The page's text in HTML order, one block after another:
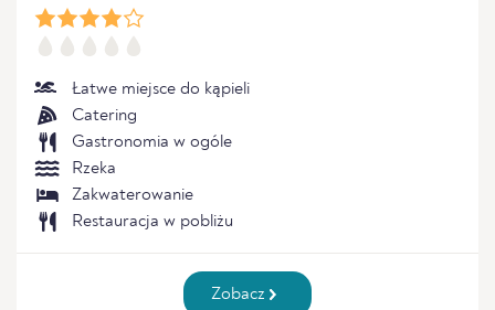
Łatwe miejsce do kąpieli
Catering
Gastronomia w ogóle
Rzeka
Zakwaterowanie
Restauracja w pobliżu
Zobacz